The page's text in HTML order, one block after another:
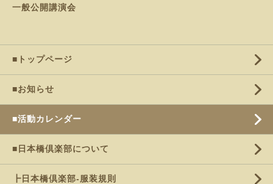
一般公開講演会
■トップページ
■お知らせ
■活動カレンダー
■日本橋倶楽部について
┣日本橋倶楽部-服装規則